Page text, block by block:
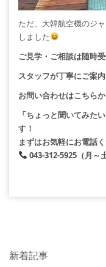
ただ、大韓航空機のジ
しました
ご見学・ご相談は随時受
スタッフが丁寧にご案内
お問い合わせはこちら
「ちょっと聞いてみた
す！
まずはお気軽にお電話く
043-312-5925（月～
新着記事